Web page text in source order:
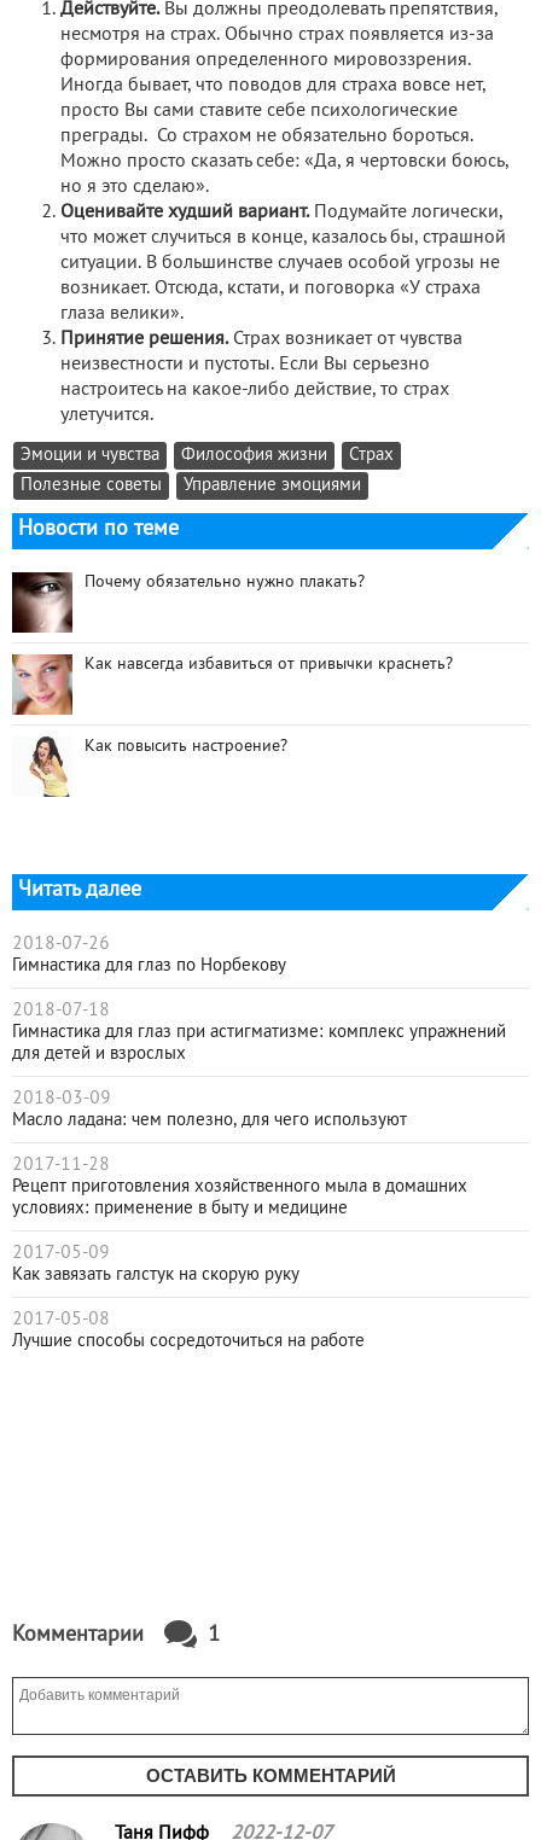
Действуйте. Вы должны преодолевать препятствия,
несмотря на страх. Обычно страх появляется из-за
формирования определенного мировоззрения.
Иногда бывает, что поводов для страха вовсе нет,
просто Вы сами ставите себе психологические
преграды. Со страхом не обязательно бороться.
Можно просто сказать себе: «Да, я чертовски боюсь,
но я это сделаю».
Оценивайте худший вариант.
Подумайте логически,
что может случиться в конце, казалось бы, страшной
ситуации. В большинстве случаев особой угрозы не
возникает. Отсюда, кстати, и поговорка «У страха
глаза велики».
Принятие решения. Страх возникает от чувства
неизвестности и пустоты. Если Вы серьезно
настроитесь на какое-либо действие, то страх
улетучится.
Эмоции и чувства Философия жизни
Страх
Полезные советы
Управление эмоциями
Новости по теме
Почему обязательно нужно плакать?
Как навсегда избавиться от привычки краснеть?
Как повысить настроение?
Читать далее
2018-07-26
Гимнастика для глаз по Норбекову
2018-07-18
Гимнастика для глаз при астигматизме: комплекс упражнений
для детей и взрослых
2018-03-09
Масло ладана: чем полезно, для чего используют
2017-11-28
Рецепт приготовления хозяйственного мыла в домашних
условиях: применение в быту и медицине
2017-05-09
Как завязать галстук на скорую руку
2017-05-08
Лучшие способы сосредоточиться на работе
Комментарии 1
ОСТАВИТЬ КОММЕНТАРИЙ
Таня Пифф 2022-12-07